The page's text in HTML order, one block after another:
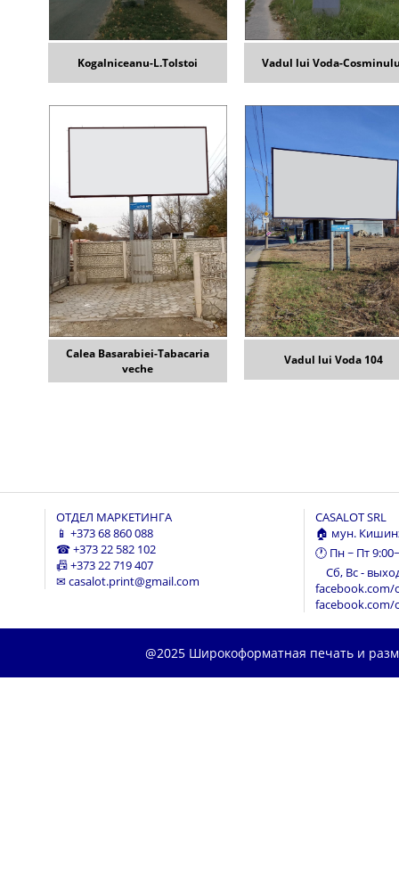
Kogalniceanu-L.Tolstoi Vadul lui Voda-
Calea Basarabiei-Tabacaria
veche
Vadul lui Voda 104
ОТДЕЛ МАРКЕТИНГА
📱 +373 68 860 088
☎+373 22 582 102
📠+373 22 719 407
✉ casalot.print@gmail.com
CASALOT SRL
🏠 мун.
🕐 Пн ~ Пт
Сб, Вс -
facebook.com/
facebook.com/
@2025 Широкоформатная печать и